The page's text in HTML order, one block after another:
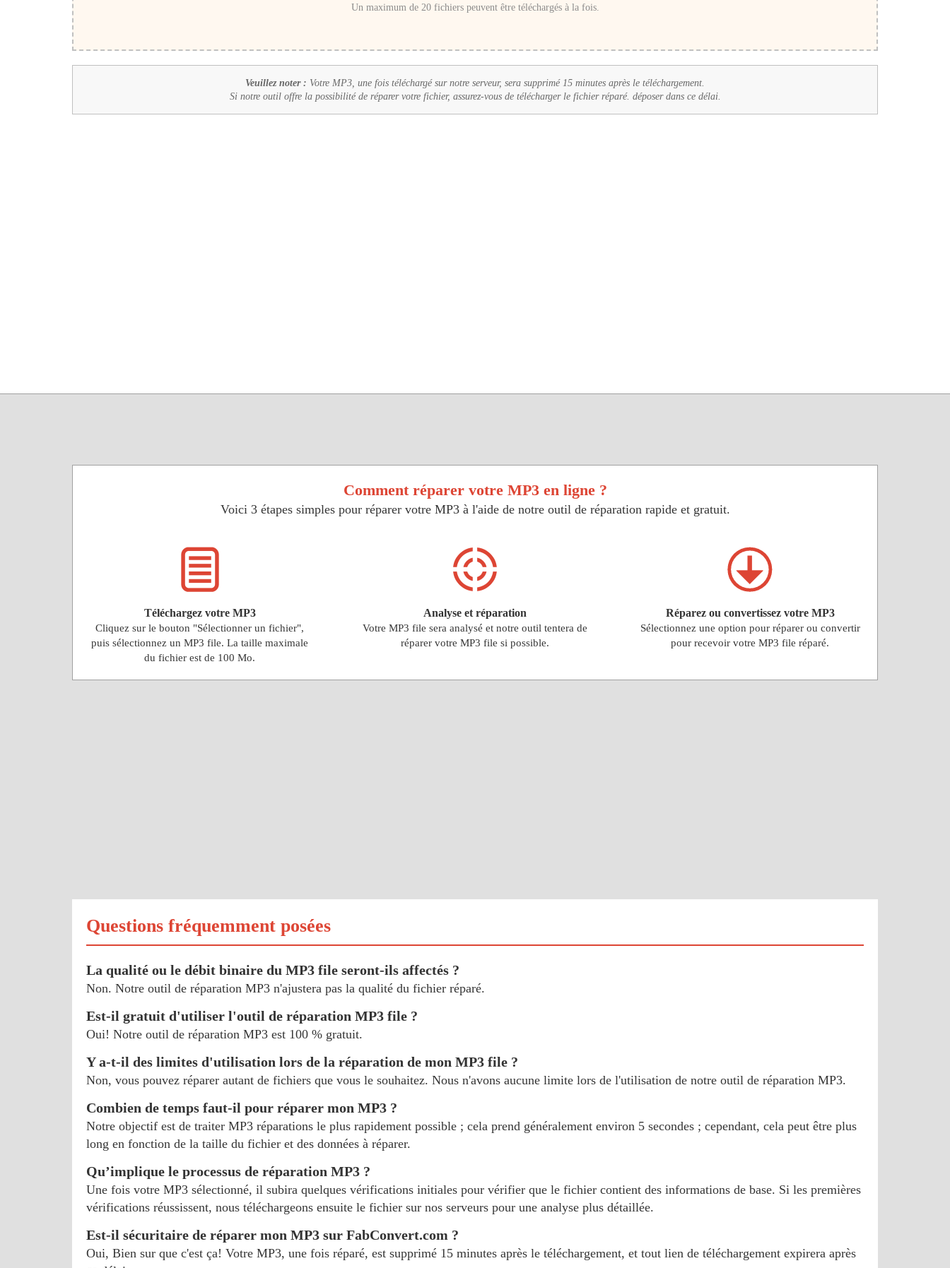
Un maximum de 20 fichiers peuvent être téléchargés à la fois.
Veuillez noter : Votre MP3, une fois téléchargé sur notre serveur, sera supprimé 15 minutes après le téléchargement.
Si notre outil offre la possibilité de réparer votre fichier, assurez-vous de télécharger le fichier réparé. déposer dans ce délai.
Comment réparer votre MP3 en ligne ?
Voici 3 étapes simples pour réparer votre MP3 à l'aide de notre outil de réparation rapide et gratuit.
Téléchargez votre MP3
Cliquez sur le bouton "Sélectionner un fichier",
puis sélectionnez un MP3 file. La taille maximale
du fichier est de 100 Mo.
Analyse et réparation
Votre MP3 file sera analysé et notre outil tentera de
réparer votre MP3 file si possible.
Réparez ou convertissez votre MP3
Sélectionnez une option pour réparer ou convertir
pour recevoir votre MP3 file réparé.
Questions fréquemment posées
La qualité ou le débit binaire du MP3 file seront-ils affectés ?
Non. Notre outil de réparation MP3 n'ajustera pas la qualité du fichier réparé.
Est-il gratuit d'utiliser l'outil de réparation MP3 file ?
Oui! Notre outil de réparation MP3 est 100 % gratuit.
Y a-t-il des limites d'utilisation lors de la réparation de mon MP3 file ?
Non, vous pouvez réparer autant de fichiers que vous le souhaitez. Nous n'avons aucune limite lors de l'utilisation de notre outil de réparation MP3.
Combien de temps faut-il pour réparer mon MP3 ?
Notre objectif est de traiter MP3 réparations le plus rapidement possible ; cela prend généralement environ 5 secondes ; cependant, cela peut être plus
long en fonction de la taille du fichier et des données à réparer.
Qu’implique le processus de réparation MP3 ?
Une fois votre MP3 sélectionné, il subira quelques vérifications initiales pour vérifier que le fichier contient des informations de base. Si les premières
vérifications réussissent, nous téléchargeons ensuite le fichier sur nos serveurs pour une analyse plus détaillée.
Est-il sécuritaire de réparer mon MP3 sur FabConvert.com ?
Oui, Bien sur que c'est ça! Votre MP3, une fois réparé, est supprimé 15 minutes après le téléchargement, et tout lien de téléchargement expirera après